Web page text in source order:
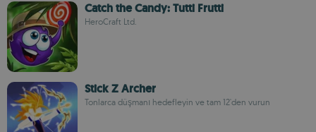
Catch the Candy: Tutti Frutti
HeroCraft Ltd.
Stick Z Archer
Tonlarca düşmanı hedefleyin ve tam 12'den vurun